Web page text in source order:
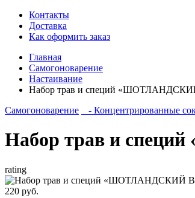
Контакты
Доставка
Как оформить заказ
Главная
Самогоноварение
Настаивание
Набор трав и специй
Самогоноварение
- Концентрированные
Набор трав и
rating
220 руб.